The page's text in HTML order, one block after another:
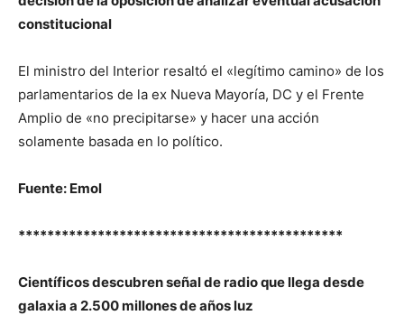
constitucional
El ministro del Interior resaltó el «legítimo camino» de los
parlamentarios de la ex Nueva Mayoría, DC y el Frente
Amplio de «no precipitarse» y hacer una acción
solamente basada en lo político.
Fuente: Emol
*********************************************
Científicos descubren señal de radio que llega desde
galaxia a 2.500 millones de años luz